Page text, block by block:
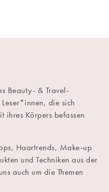
Beauty- & Travel-
die sich
ihres Körpers befassen
Haartrends, Make-up
und Techniken aus der
auch um die Themen